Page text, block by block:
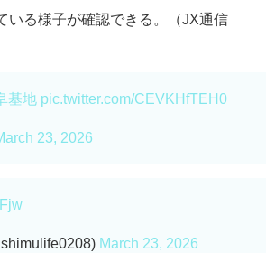
いる様子が確認できる。（JX通信
基地 pic.twitter.com/CEVKHfTEH0
23, 2026
March 23, 2026